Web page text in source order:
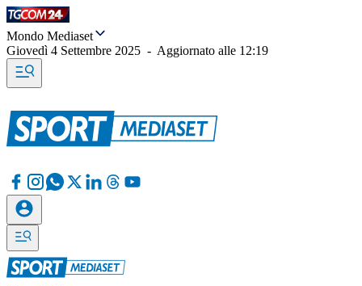
Mondo Mediaset
Giovedì 4 Settembre 2025 - Aggiornato alle 12:19